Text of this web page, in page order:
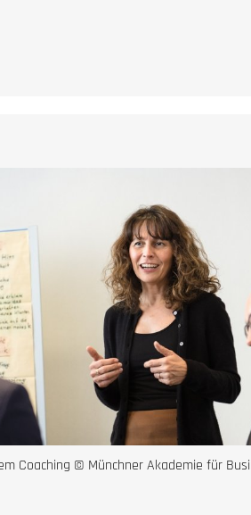
Coaching © Münchner Akademie für